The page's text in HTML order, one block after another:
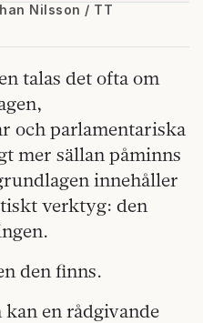
Nilsson / TT
talas det ofta om
och parlamentariska
mer sällan påminns
innehåller
verktyg: den
den finns.
en rådgivande